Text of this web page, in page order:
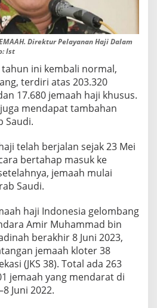
Direktur Pelayanan Haji Dalam
Ist
ini kembali normal,
terdiri atas 203.320
17.680 jemaah haji khusus.
mendapat tambahan
Saudi.
telah berjalan sejak 23 Mei
bertahap masuk ke
jemaah mulai
Saudi.
haji Indonesia gelombang
Amir Muhammad bin
berakhir 8 Juni 2023,
jemaah kloter 38
(JKS 38). Total ada 263
jemaah yang mendarat di
Juni 2022.